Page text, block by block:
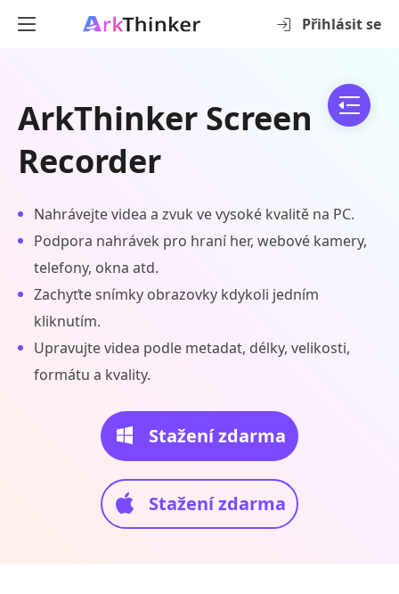
Přihlásit se
ArkThinker Screen
Recorder
Nahrávejte videa a zvuk ve vysoké kvalitě na PC.
Podpora nahrávek pro hraní her, webové kamery,
telefony, okna atd.
Zachyťte snímky obrazovky kdykoli jedním
kliknutím.
Upravujte videa podle metadat, délky, velikosti,
formátu a kvality.
Stažení zdarma
Stažení zdarma